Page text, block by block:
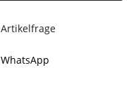
Artikelfrage
WhatsApp